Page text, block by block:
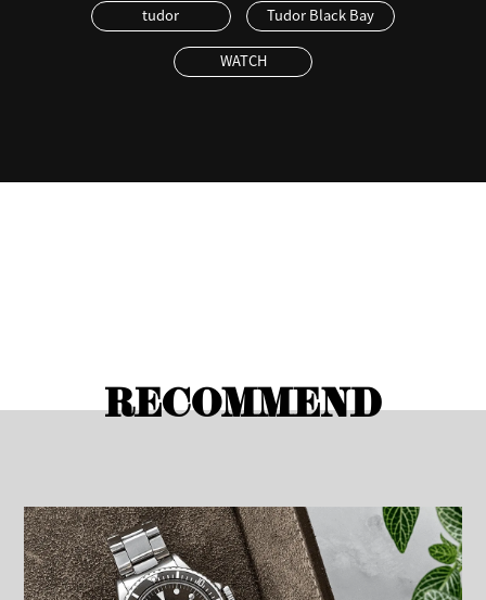
tudor Tudor Black Bay
WATCH
RECOMMEND